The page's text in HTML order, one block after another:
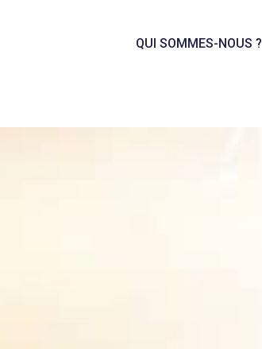
QUI SOMMES-NOUS ?